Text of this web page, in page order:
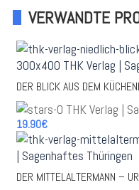
VERWANDTE
DER BLICK AUS DEM
19.90€
DER MITTELALTERMANN –